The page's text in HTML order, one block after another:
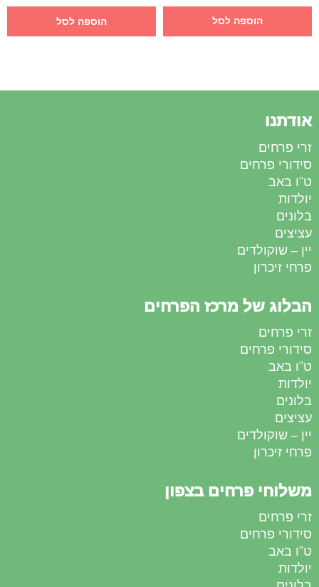
הוספה לסל הוספה לסל
אודתנו
זרי פרחים
סידורי פרחים
ט”ו באב
יולדות
בלונים
עציצים
יין – שוקולדים
פרחי זיכרון
הבלוג של מרכז הפרחים
זרי פרחים
סידורי פרחים
ט”ו באב
יולדות
בלונים
עציצים
יין – שוקולדים
פרחי זיכרון
משלוחי פרחים בצפון
זרי פרחים
סידורי פרחים
ט”ו באב
יולדות